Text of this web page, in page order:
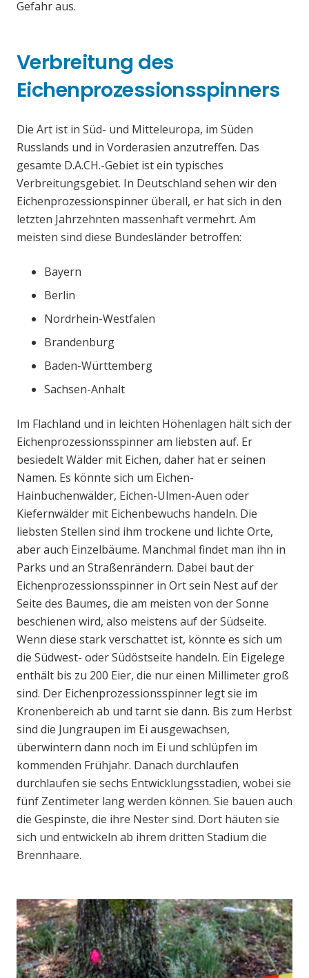
Gefahr aus.
Verbreitung des
Eichenprozessionsspinners
Die Art ist in Süd- und Mitteleuropa, im Süden
Russlands und in Vorderasien anzutreffen. Das
gesamte D.A.CH.-Gebiet ist ein typisches
Verbreitungsgebiet. In Deutschland sehen wir den
Eichenprozessionspinner überall, er hat sich in den
letzten Jahrzehnten massenhaft vermehrt. Am
meisten sind diese Bundesländer betroffen:
Bayern
Berlin
Nordrhein-Westfalen
Brandenburg
Baden-Württemberg
Sachsen-Anhalt
Im Flachland und in leichten Höhenlagen hält sich der
Eichenprozessionsspinner am liebsten auf. Er
besiedelt Wälder mit Eichen, daher hat er seinen
Namen. Es könnte sich um Eichen-
Hainbuchenwälder, Eichen-Ulmen-Auen oder
Kiefernwälder mit Eichenbewuchs handeln. Die
liebsten Stellen sind ihm trockene und lichte Orte,
aber auch Einzelbäume. Manchmal findet man ihn in
Parks und an Straßenrändern. Dabei baut der
Eichenprozessionsspinner in Ort sein Nest auf der
Seite des Baumes, die am meisten von der Sonne
beschienen wird, also meistens auf der Südseite.
Wenn diese stark verschattet ist, könnte es sich um
die Südwest- oder Südöstseite handeln. Ein Eigelege
enthält bis zu 200 Eier, die nur einen Millimeter groß
sind. Der Eichenprozessionsspinner legt sie im
Kronenbereich ab und tarnt sie dann. Bis zum Herbst
sind die Jungraupen im Ei ausgewachsen,
überwintern dann noch im Ei und schlüpfen im
kommenden Frühjahr. Danach durchlaufen
durchlaufen sie sechs Entwicklungsstadien, wobei sie
fünf Zentimeter lang werden können. Sie bauen auch
die Gespinste, die ihre Nester sind. Dort häuten sie
sich und entwickeln ab ihrem dritten Stadium die
Brennhaare.